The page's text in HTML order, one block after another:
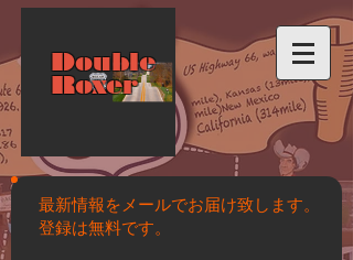
Double
Roxer
最新情報をメールでお届け致します。
登録は無料です。